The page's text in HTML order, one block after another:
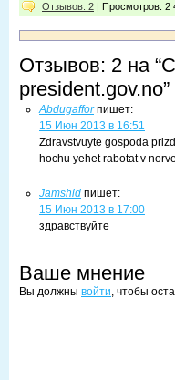
Отзывов: 2 | Просмотров: 2
Отзывов: 2 на
president.gov.no”
Abdugafforпишет:
15 Июн 2013 в 16:51
Zdravstvuyte gospoda
hochu yehet rabotat v
Jamshid пишет:
15 Июн 2013 в 17:00
здравствуйте
Ваше мнение
Вы должны войти, чтобы